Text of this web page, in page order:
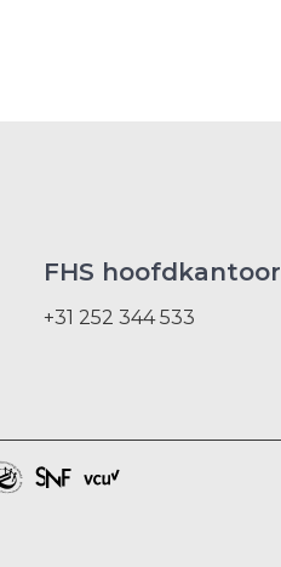
FHS hoofdkantoor
+31 252 344 533